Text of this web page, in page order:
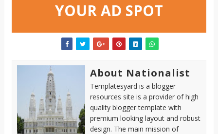
YOUR AD SPOT
About Nationalist
Templatesyard is a blogger
resources site is a provider of high
quality blogger template with
premium looking layout and robust
design. The main mission of